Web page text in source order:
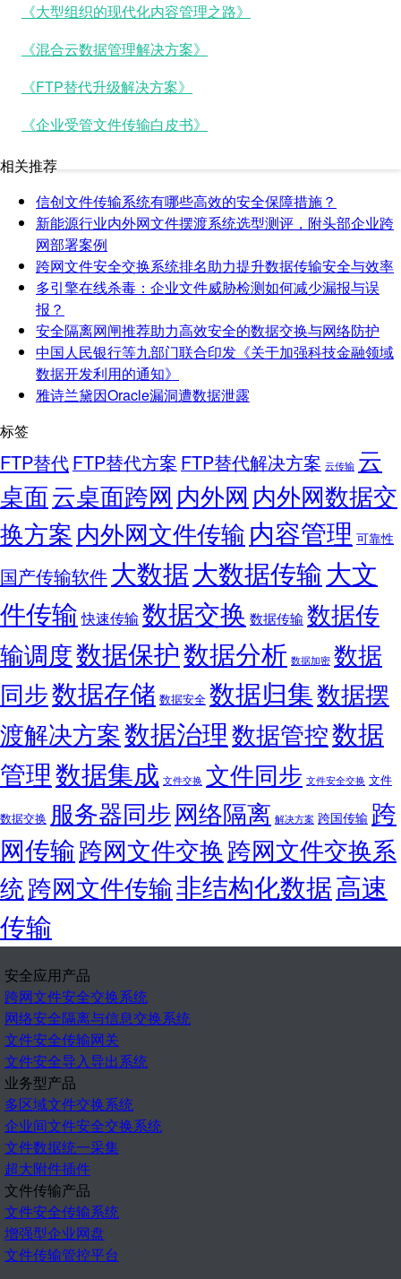
《大型组织的现代化内容管理之路》
《混合云数据管理解决方案》
《FTP替代升级解决方案》
《企业受管文件传输白皮书》
相关推荐
信创文件传输系统有哪些高效的安全保障措施？
新能源行业内外网文件摆渡系统选型测评，附头部企业跨
网部署案例
跨网文件安全交换系统排名助力提升数据传输安全与效率
多引擎在线杀毒：企业文件威胁检测如何减少漏报与误
报？
安全隔离网闸推荐助力高效安全的数据交换与网络防护
中国人民银行等九部门联合印发《关于加强科技金融领域
数据开发利用的通知》
雅诗兰黛因Oracle漏洞遭数据泄露
标签
FTP替代FTP替代方案 FTP替代解决方案 云传输 云
桌面云桌面跨网 内外网 内外网数据交
换方案内外网文件传输内容管理 可靠性
国产传输软件 大数据大数据传输大文
件传输 快速传输 数据交换 数据传输数据传
输调度数据保护数据分析 数据加密 数据
同步数据存储 数据安全 数据归集数据摆
渡解决方案数据治理数据管控数据
管理数据集成 文件交换 文件同步 文件安全交换 文件
数据交换 服务器同步网络隔离 解决方案 跨国传输 跨
网传输跨网文件交换跨网文件交换系
统跨网文件传输非结构化数据高速
传输
安全应用产品
跨网文件安全交换系统
网络安全隔离与信息交换系统
文件安全传输网关
文件安全导入导出系统
业务型产品
多区域文件交换系统
企业间文件安全交换系统
文件数据统一采集
超大附件插件
文件传输产品
文件安全传输系统
增强型企业网盘
文件传输管控平台